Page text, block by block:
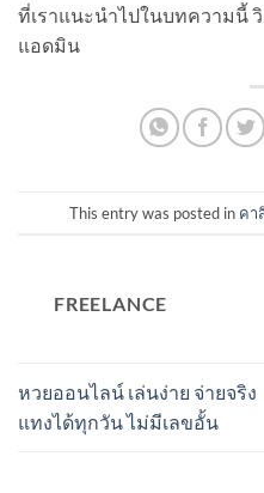
ที่เราแนะนำไปในบทความนี้ วิ
แอดมิน
This entry was posted in คา
FREELANCE
หวยออนไลน์ เล่นง่าย จ่ายจริง
แทงได้ทุกวัน ไม่มีเลขอั้น